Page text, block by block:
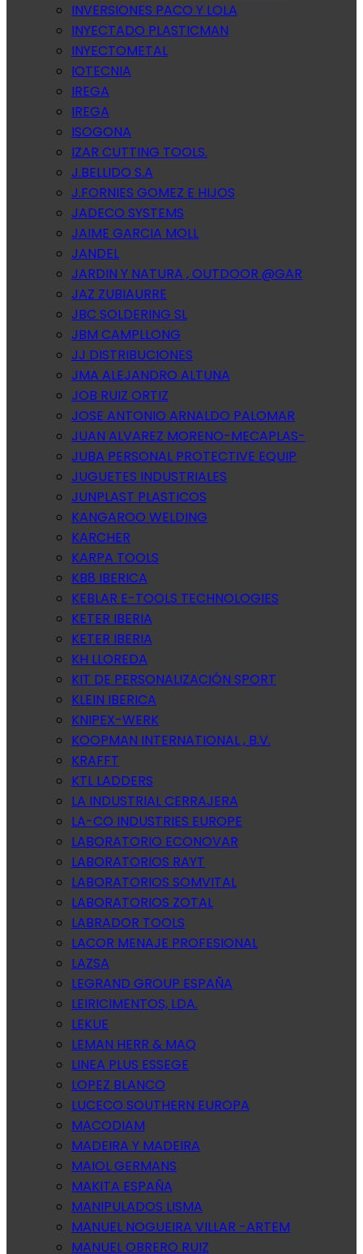
INVERSIONES PACO Y LOLA
INYECTADO PLASTICMAN
INYECTOMETAL
IOTECNIA
IREGA
IREGA
ISOGONA
IZAR CUTTING TOOLS.
J.BELLIDO S.A
J.FORNIES GOMEZ E HIJOS
JADECO SYSTEMS
JAIME GARCIA MOLL
JANDEL
JARDIN Y NATURA , OUTDOOR @GAR
JAZ ZUBIAURRE
JBC SOLDERING SL
JBM CAMPLLONG
JJ DISTRIBUCIONES
JMA ALEJANDRO ALTUNA
JOB RUIZ ORTIZ
JOSE ANTONIO ARNALDO PALOMAR
JUAN ALVAREZ MORENO-MECAPLAS-
JUBA PERSONAL PROTECTIVE EQUIP
JUGUETES INDUSTRIALES
JUNPLAST PLASTICOS
KANGAROO WELDING
KARCHER
KARPA TOOLS
KB8 IBERICA
KEBLAR E-TOOLS TECHNOLOGIES
KETER IBERIA
KETER IBERIA
KH LLOREDA
KIT DE PERSONALIZACIÓN SPORT
KLEIN IBERICA
KNIPEX-WERK
KOOPMAN INTERNATIONAL , B.V.
KRAFFT
KTL LADDERS
LA INDUSTRIAL CERRAJERA
LA-CO INDUSTRIES EUROPE
LABORATORIO ECONOVAR
LABORATORIOS RAYT
LABORATORIOS SOMVITAL
LABORATORIOS ZOTAL
LABRADOR TOOLS
LACOR MENAJE PROFESIONAL
LAZSA
LEGRAND GROUP ESPAÑA
LEIRICIMENTOS, LDA.
LEKUE
LEMAN HERR & MAQ
LINEA PLUS ESSEGE
LOPEZ BLANCO
LUCECO SOUTHERN EUROPA
MACODIAM
MADEIRA Y MADEIRA
MAIOL GERMANS
MAKITA ESPAÑA
MANIPULADOS LISMA
MANUEL NOGUEIRA VILLAR -ARTEM
MANUEL OBRERO RUIZ